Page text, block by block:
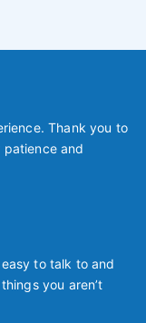
Thank you to
and
to talk to and
you aren’t